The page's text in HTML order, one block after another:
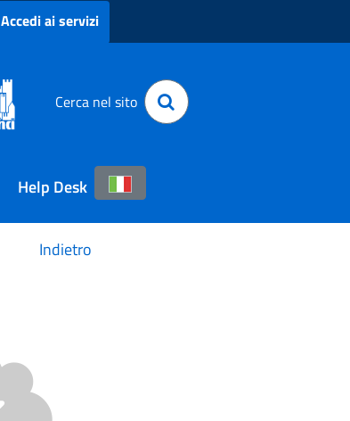
Accedi ai servizi
Cerca nel sito
Help Desk
Indietro